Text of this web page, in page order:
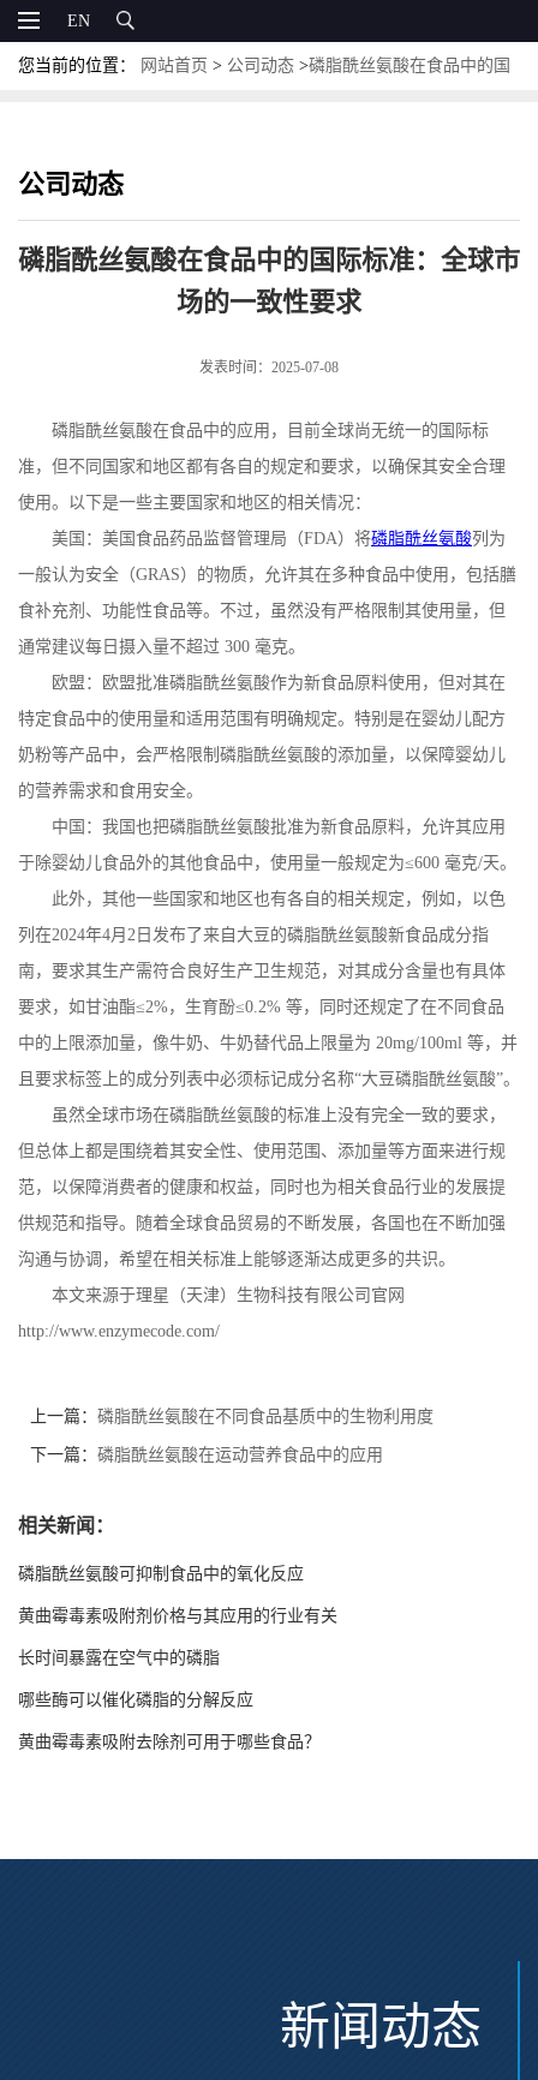
EN
您当前的位置： 网站首页 > 公司动态 >磷脂酰丝氨酸在食品中的国
公司动态
磷脂酰丝氨酸在食品中的国际标准：全球市
场的一致性要求
发表时间：2025-07-08
磷脂酰丝氨酸在食品中的应用，目前全球尚无统一的国际标
准，但不同国家和地区都有各自的规定和要求，以确保其安全合理
使用。以下是一些主要国家和地区的相关情况：
美国：美国食品药品监督管理局（FDA）将磷脂酰丝氨酸列为
一般认为安全（GRAS）的物质，允许其在多种食品中使用，包括膳
食补充剂、功能性食品等。不过，虽然没有严格限制其使用量，但
通常建议每日摄入量不超过 300 毫克。
欧盟：欧盟批准磷脂酰丝氨酸作为新食品原料使用，但对其在
特定食品中的使用量和适用范围有明确规定。特别是在婴幼儿配方
奶粉等产品中，会严格限制磷脂酰丝氨酸的添加量，以保障婴幼儿
的营养需求和食用安全。
中国：我国也把磷脂酰丝氨酸批准为新食品原料，允许其应用
于除婴幼儿食品外的其他食品中，使用量一般规定为≤600 毫克/天。
此外，其他一些国家和地区也有各自的相关规定，例如，以色
列在2024年4月 2 日发布了来自大豆的磷脂酰丝氨酸新食品成分指
南，要求其生产需符合良好生产卫生规范，对其成分含量也有具体
要求，如甘油酯≤2%，生育酚≤0.2% 等，同时还规定了在不同食品
中的上限添加量，像牛奶、牛奶替代品上限量为 20mg/100ml 等，并
且要求标签上的成分列表中必须标记成分名称“大豆磷脂酰丝氨酸”。
虽然全球市场在磷脂酰丝氨酸的标准上没有完全一致的要求，
但总体上都是围绕着其安全性、使用范围、添加量等方面来进行规
范，以保障消费者的健康和权益，同时也为相关食品行业的发展提
供规范和指导。随着全球食品贸易的不断发展，各国也在不断加强
沟通与协调，希望在相关标准上能够逐渐达成更多的共识。
本文来源于理星（天津）生物科技有限公司官网
http://www.enzymecode.com/
上一篇： 磷脂酰丝氨酸在不同食品基质中的生物利用度
下一篇： 磷脂酰丝氨酸在运动营养食品中的应用
相关新闻：
磷脂酰丝氨酸可抑制食品中的氧化反应
黄曲霉毒素吸附剂价格与其应用的行业有关
长时间暴露在空气中的磷脂
哪些酶可以催化磷脂的分解反应
黄曲霉毒素吸附去除剂可用于哪些食品？
新闻动态